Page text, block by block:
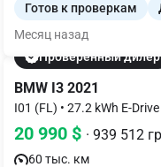
Готов к проверкам
Месяц назад
Проверенный дилер
BMW I3 2021
I01 (FL) • 27.2 kWh
20 990 $ · 939 512
60 тыс. км